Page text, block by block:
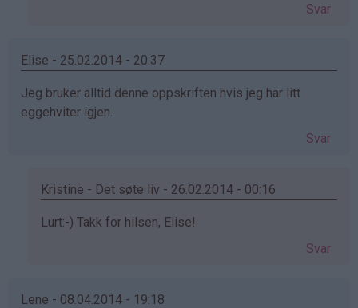
Svar
Elise - 25.02.2014 - 20:37
Jeg bruker alltid denne oppskriften hvis jeg har litt
eggehviter igjen.
Svar
Kristine - Det søte liv - 26.02.2014 - 00:16
Som
Elise
Lurt:-) Takk for hilsen, Elise!
Svar
Lene - 08.04.2014 - 19:18